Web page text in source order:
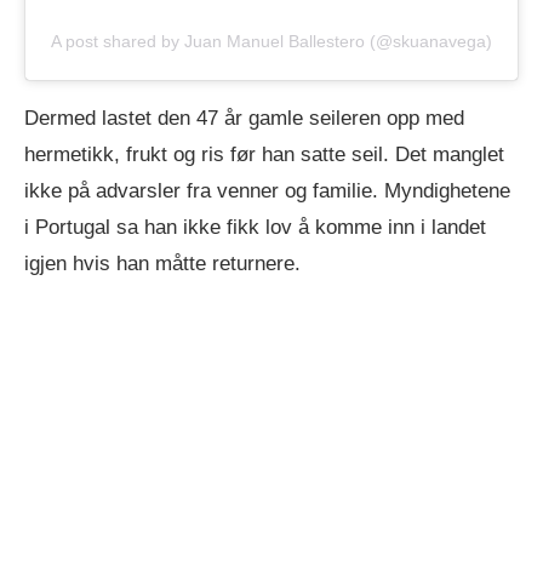
A post shared by Juan Manuel Ballestero (@skuanavega)
Dermed lastet den 47 år gamle seileren opp med
hermetikk, frukt og ris før han satte seil. Det manglet
ikke på advarsler fra venner og familie. Myndighetene
i Portugal sa han ikke fikk lov å komme inn i landet
igjen hvis han måtte returnere.